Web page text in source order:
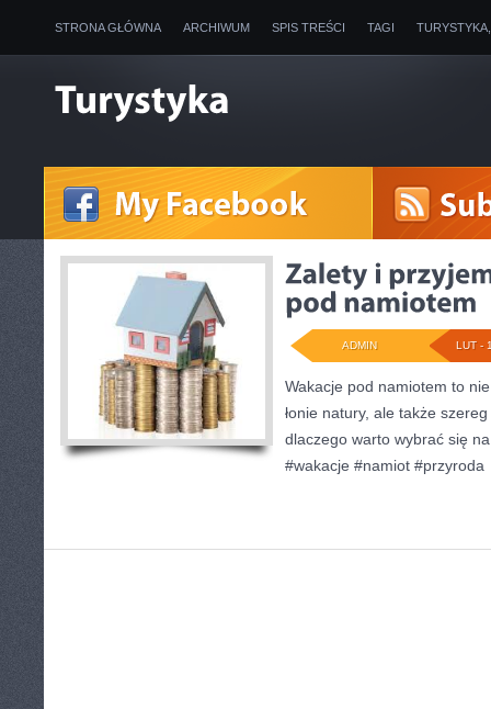
STRONA GŁÓWNA ARCHIWUM SPIS TREŚCI TAGI
LUT -
ADMIN
Wakacje pod namiotem to
łonie natury, ale także
dlaczego warto wybrać się
#wakacje #namiot #przyroda